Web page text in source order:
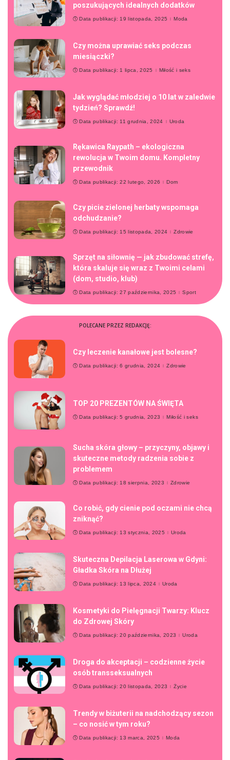
poszukujących idealnych dodatków
Data publikacji: 19 listopada, 2025 Moda
Czy można uprawiać seks podczas
miesiączki?
Data publikacji: 1 lipca, 2025 Miłość i seks
Jak wyglądać młodziej o 10 lat w zaledwie
tydzień? Sprawdź!
Data publikacji: 11 grudnia, 2024 Uroda
Rękawica Raypath – ekologiczna
rewolucja w Twoim domu. Kompletny
przewodnik
Data publikacji: 22 lutego, 2026 Dom
Czy picie zielonej herbaty wspomaga
odchudzanie?
Data publikacji: 15 listopada, 2024 Zdrowie
Sprzęt na siłownię — jak zbudować strefę,
która skaluje się wraz z Twoimi celami
(dom, studio, klub)
Data publikacji: 27 października, 2025 Sport
POLECANE PRZEZ REDAKCJĘ:
Czy leczenie kanałowe jest bolesne?
Data publikacji: 6 grudnia, 2024 Zdrowie
TOP 20 PREZENTÓW NA ŚWIĘTA
Data publikacji: 5 grudnia, 2023 Miłość i seks
Sucha skóra głowy – przyczyny, objawy i
skuteczne metody radzenia sobie z
problemem
Data publikacji: 18 sierpnia, 2023 Zdrowie
Co robić, gdy cienie pod oczami nie chcą
zniknąć?
Data publikacji: 13 stycznia, 2025 Uroda
Skuteczna Depilacja Laserowa w Gdyni:
Gładka Skóra na Dłużej
Data publikacji: 13 lipca, 2024 Uroda
Kosmetyki do Pielęgnacji Twarzy: Klucz
do Zdrowej Skóry
Data publikacji: 20 października, 2023 Uroda
Droga do akceptacji – codzienne życie
osób transseksualnych
Data publikacji: 20 listopada, 2023 Życie
Trendy w biżuterii na nadchodzący sezon
– co nosić w tym roku?
Data publikacji: 13 marca, 2025 Moda